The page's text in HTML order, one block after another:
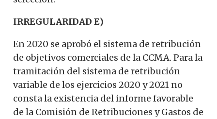
IRREGULARIDAD E)
En 2020 se aprobó el sistema de retribución
de objetivos comerciales de la CCMA. Para la
tramitación del sistema de retribución
variable de los ejercicios 2020 y 2021 no
consta la existencia del informe favorable
de la Comisión de Retribuciones y Gastos de